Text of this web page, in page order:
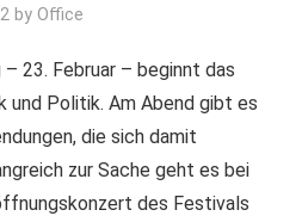
byOffice
23. Februar – beginnt das
und Politik. Am Abend gibt es
die sich damit
zur Sache geht es bei
des Festivals